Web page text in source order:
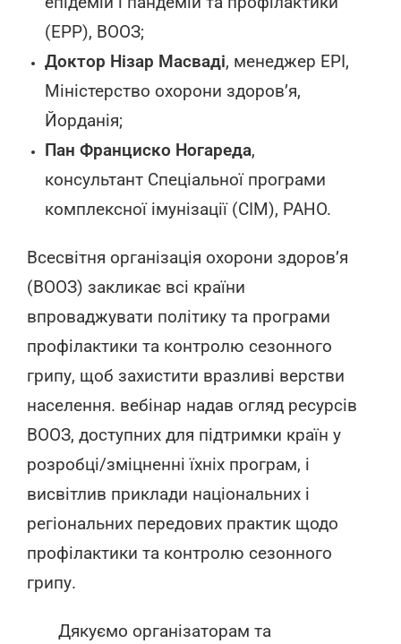
(EPP), ВООЗ;
Доктор Нізар Масваді, менеджер EPI,
Міністерство охорони здоров’я,
Йорданія;
Пан Франциско Ногареда,
консультант Спеціальної програми
комплексної імунізації (CIM), PAHO.
Всесвітня організація охорони здоров’я
(ВООЗ) закликає всі країни
впроваджувати політику та програми
профілактики та контролю сезонного
грипу, щоб захистити вразливі верстви
населення. вебінар надав огляд ресурсів
ВООЗ, доступних для підтримки країн у
розробці/зміцненні їхніх програм, і
висвітлив приклади національних і
регіональних передових практик щодо
профілактики та контролю сезонного
грипу.
Дякуємо організаторам та